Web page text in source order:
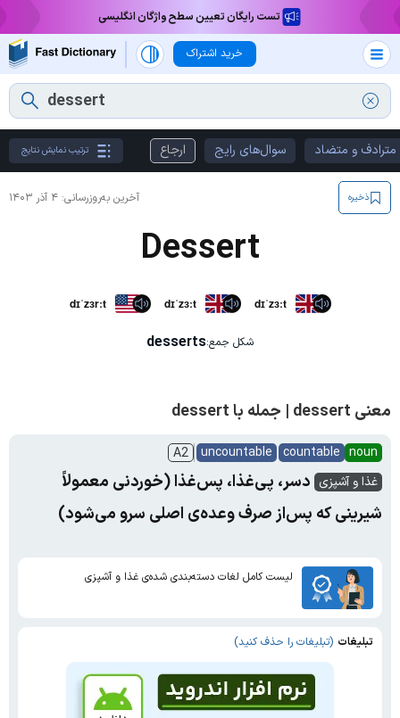
تست رایگان تعیین سطح واژگان انگلیسی
خرید اشتراک
مترادف و متضاد سوال‌های رایج ارجاع ترتیب نمایش نتایج
آخرین به‌روزرسانی: ۴ آذر ۱۴۰۳ ذخیره
Dessert
dɪˈzɜrːt dɪˈzɜːt dɪˈzɜːt
شکل جمع:desserts
معنی dessert | جمله با dessert
noun
countable
uncountable
A2
غذا و آشپزی دسر، پی‌غذا، پس‌غذا (خوردنی معمولاً
شیرینی که پس‌از صرف وعده‌ی اصلی سرو می‌شود)
لیست کامل لغات دسته‌بندی شده‌ی غذا و آشپزی
تبلیغات (تبلیغات را حذف کنید)